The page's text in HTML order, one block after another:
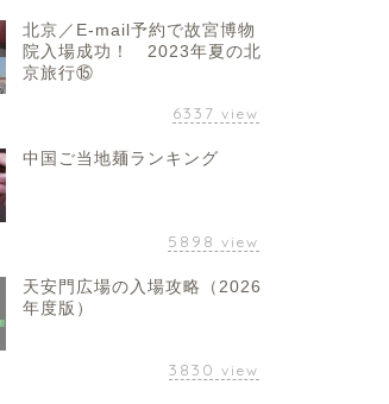
北京／E-mail予約で故宮博物
院入場成功！ 2023年夏の北
京旅行⑮
6337 view
中国ご当地麺ランキング
5898 view
天安門広場の入場攻略（2026
年度版）
3830 view